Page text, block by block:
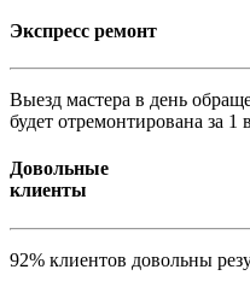
Экспресс ремонт
Выезд мастера в день
будет отремонтирована за 1
Довольные
клиенты
92% клиентов довольны